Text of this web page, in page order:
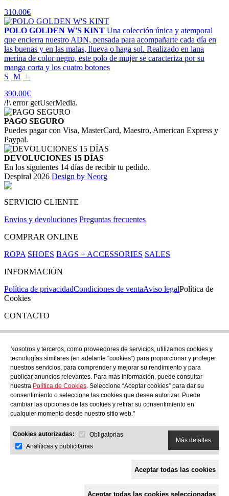
310.00€
POLO GOLDEN W'S KINT Una colección única y atemporal
que encierra nuestro ADN, pensada para acompañarte cada día en
las buenas y en las malas, llueva o haga sol. Realizado en lana
merina de color negro, este polo de mujer se caracteriza por su
manga corta y los cuatro botones
S M L
390.00€
/!\ error getUserMedia.
PAGO SEGURO
Puedes pagar con Visa, MasterCard, Maestro, American Express y
Paypal.
DEVOLUCIONES 15 DÍAS
En los siguientes 14 días de recibir tu pedido.
Despiral 2026 Design by Neorg
SERVICIO CLIENTE
Envios y devoluciones Preguntas frecuentes
COMPRAR ONLINE
ROPA SHOES BAGS + ACCESSORIES SALES
INFORMACIÓN
Política de privacidadCondiciones de ventaAviso legalPolítica de
Cookies
CONTACTO
Si tienes cualquier duda puedes contactar con nosotros en nuestra
TEL: +34 972 21 30 04
EMAIL: despiral@despiral.com
SÍGUENOS EN
Instagram
Financiado por la Unión Europea -
NextGeneration EU
Nosotros y terceros, como proveedores de servicios, utilizamos cookies y
tecnologías similares (en adelante “cookies”) para proporcionar y proteger
nuestros servicios, para comprender y mejorar su rendimiento y para
publicar anuncios relevantes. Para más información, puede consultar
nuestra Política de Cookies. Seleccione “Aceptar cookies” para dar su
consentimiento o seleccione las cookies que desea autorizar. Puede
cambiar las opciones de las cookies y retirar su consentimiento en
cualquier momento desde nuestro sitio web."
Cookies autorizadas:
Obligatorias
Analíticas y publicitarias
Más detalles
Aceptar todas las cookies
Aceptar todas las cookies seleccionadas